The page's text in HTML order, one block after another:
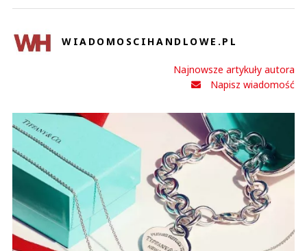
WIADOMOSCIHANDLOWE.PL
Najnowsze artykuły autora
Napisz wiadomość